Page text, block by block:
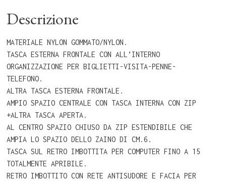
Descrizione
MATERIALE NYLON GOMMATO/NYLON.
TASCA ESTERNA FRONTALE CON ALL’INTERNO
ORGANIZZAZIONE PER BIGLIETTI-VISITA-PENNE-
TELEFONO.
ALTRA TASCA ESTERNA FRONTALE.
AMPIO SPAZIO CENTRALE CON TASCA INTERNA CON ZIP
+ALTRA TASCA APERTA.
AL CENTRO SPAZIO CHIUSO DA ZIP ESTENDIBILE CHE
AMPIA LO SPAZIO DELLO ZAINO DI CM.6.
TASCA SUL RETRO IMBOTTITA PER COMPUTER FINO A 15
TOTALMENTE APRIBILE.
RETRO IMBOTTITO CON RETE ANTISUDORE E FACIA PER